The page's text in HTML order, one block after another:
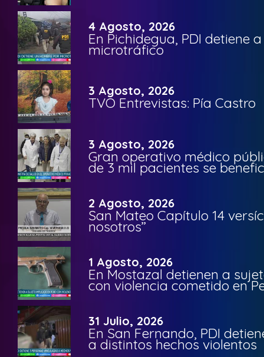
4 Agosto, 2026
En Pichidegua, PDI detiene
microtráfico
3 Agosto, 2026
TVO Entrevistas: Pía Castro
3 Agosto, 2026
Gran operativo médico
de 3 mil pacientes se
2 Agosto, 2026
San Mateo Capítulo 14
nosotros”
1 Agosto, 2026
En Mostazal detienen a
con violencia cometido en
31 Julio, 2026
En San Fernando, PDI
a distintos hechos violentos